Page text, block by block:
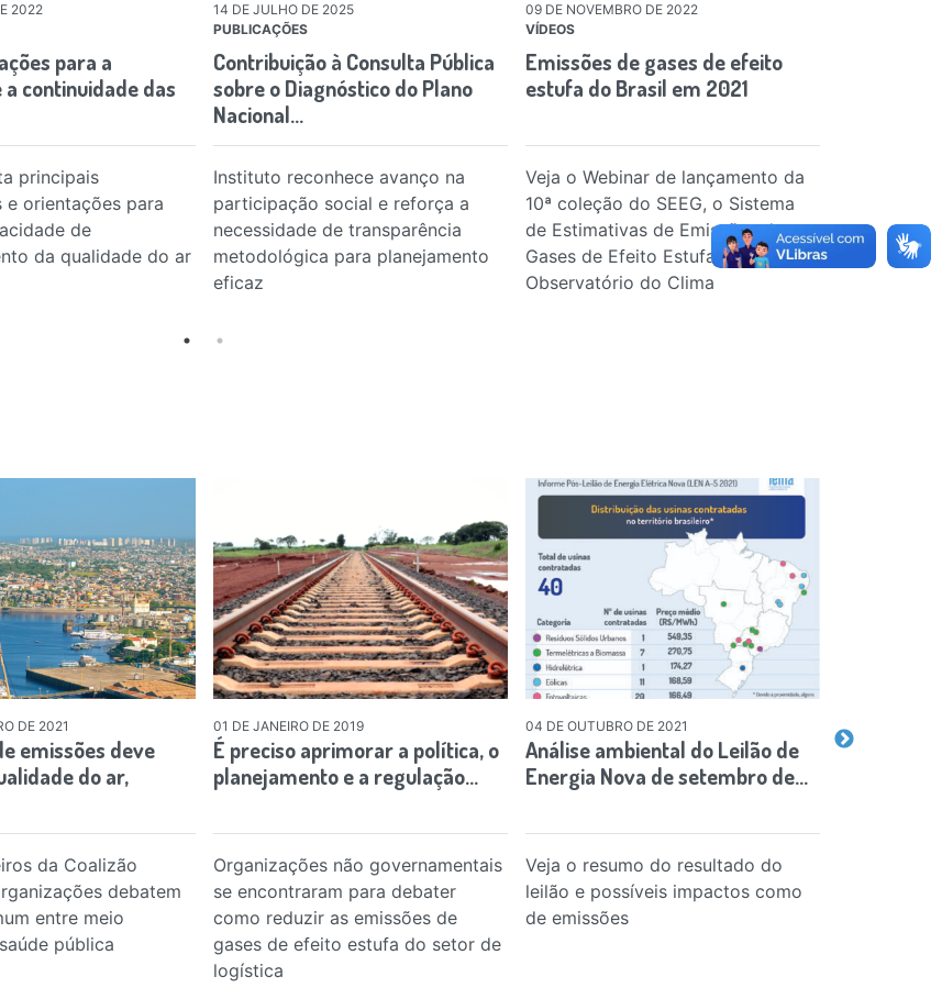
2022
para a
a continuidade das
principais
e orientações para
de
da qualidade do ar
14 DE JULHO DE 2025
PUBLICAÇÕES
Contribuição à Consulta Pública
sobre o Diagnóstico do Plano
Nacional…
Instituto reconhece avanço na
participação social e reforça a
necessidade de transparência
metodológica para planejamento
eficaz
09 DE NOVEMBRO DE 2022
VÍDEOS
Emissões de gases de efeito
estufa do Brasil em 2021
Veja o Webinar de lançamento da
10ª coleção do SEEG, o Sistema
de Estimativas de Emissões de
Gases de Efeito Estufa do
Observatório do Clima
DE 2021
emissões deve
do ar,
da Coalizão
debatem
entre meio
pública
01 DE JANEIRO DE 2019
É preciso aprimorar a política, o
planejamento e a regulação…
Organizações não governamentais
se encontraram para debater
como reduzir as emissões de
gases de efeito estufa do setor de
logística
04 DE OUTUBRO DE 2021
Análise ambiental do Leilão de
Energia Nova de setembro de…
Veja o resumo do resultado do
leilão e possíveis impactos como
de emissões
05 DE
Adiamento